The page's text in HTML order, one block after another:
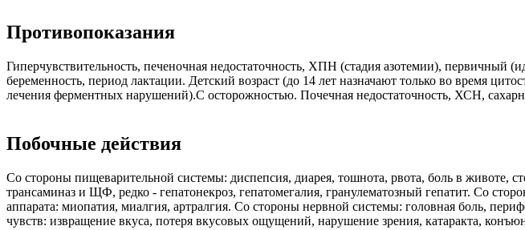
Противопоказания
Гиперчувствительность, печеночная недостаточность, ХПН (стадия азотемии), первичный
беременность, период лактации. Детский возраст (до 14 лет назначают только во время
лечения ферментных нарушений).C осторожностью. Почечная недостаточность, ХСН,
Побочные действия
Со стороны пищеварительной системы: диспепсия, диарея, тошнота, рвота, боль в животе,
трансаминаз и ЩФ, редко - гепатонекроз, гепатомегалия, гранулематозный гепатит. Со
аппарата: миопатия, миалгия, артралгия. Со стороны нервной системы: головная боль,
чувств: извращение вкуса, потеря вкусовых ощущений, нарушение зрения, катаракта,